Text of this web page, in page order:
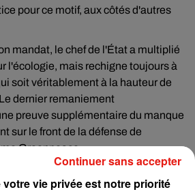
pour ce motif, aux côtés d'autres
mandat, le chef de l'État a multiplié
l'écologie, mais rechigne toujours à
soit véritablement à la hauteur de
dernier remaniement
preuve supplémentaire du manque
sur le front de la défense de
Greenpeace.
que mercredi, dans son rapport
pour le climat a avertit que les
votre vie privée est notre priorité
Continuer sans accepter